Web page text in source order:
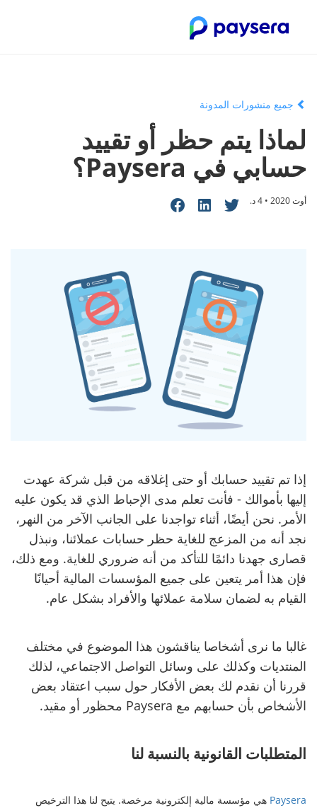
جميع منشورات المدونة
لماذا يتم حظر أو تقييد
حسابي في Paysera؟
أوت 2020 • 4 د.
إذا تم تقييد حسابك أو حتى إغلاقه من قبل شركة عهدت
إليها بأموالك - فأنت تعلم مدى الإحباط الذي قد يكون عليه
الأمر. نحن أيضًا، أثناء تواجدنا على الجانب الآخر من النهر،
نجد أنه من المزعج للغاية حظر حسابات عملائنا، ونبذل
قصارى جهدنا دائمًا للتأكد من أنه ضروري للغاية. ومع ذلك،
فإن هذا أمر يتعين على جميع المؤسسات المالية أحيانًا
القيام به لضمان سلامة عملائها والأفراد بشكل عام.
غالبا ما نرى أشخاصا يناقشون هذا الموضوع في مختلف
المنتديات وكذلك على وسائل التواصل الاجتماعي، لذلك
قررنا أن نقدم لك بعض الأفكار حول سبب اعتقاد بعض
الأشخاص بأن حسابهم مع Paysera محظور أو مقيد.
المتطلبات القانونية بالنسبة لنا
Paysera هي مؤسسة مالية إلكترونية مرخصة. يتيح لنا هذا الترخيص